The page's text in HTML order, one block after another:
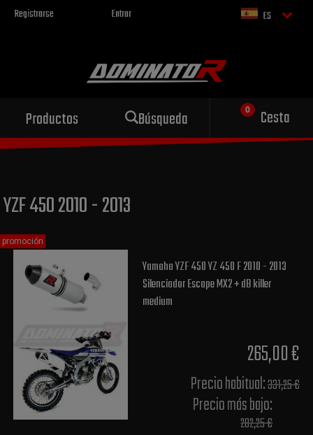
Registrarse Entrar ES
Productos Búsqueda Cesta
Escape deportivo
para tu motocicleta
YZF 450 2010 - 2013
Yamaha YZF 450 YZ 450 F 2010 - 2013
Silenciador Escape MX2 + dB killer
medium
265,00 €
Precio habitual​:331,25 €
Precio más bajo​:
282,25 €
promoción